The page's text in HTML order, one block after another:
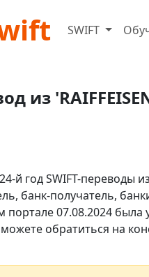
SWIFT
из
й год SWIFT-переводы
банк-получатель,
07.08.2024
можете обратиться на